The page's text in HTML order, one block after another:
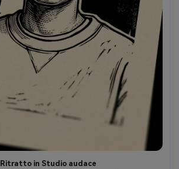
Ritratto in Studio audace